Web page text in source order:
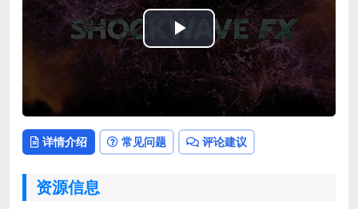
Play
Video
详情介绍 常见问题 评论建议
资源信息